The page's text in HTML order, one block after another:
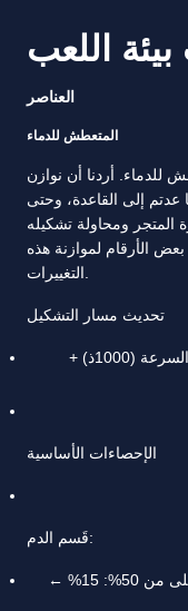
بيئة اللعب
العناصر
المتعطش للدماء
للدماء. أردنا أن نوازن
إلى القاعدة، وحتى
المتجر ومحاولة تشكيله
بعض الأرقام لموازنة هذه
تحديث مسار التشكيل
صولجان مصاصي الدماء (1200ذ) + عباءة السرعة (1000ذ) +
الإحصاءات الأساسية
قَسم الدم:
15% ←